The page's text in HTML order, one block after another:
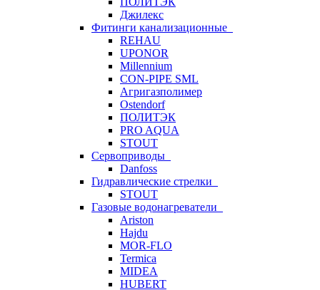
Джилекс
Фитинги канализационные
REHAU
UPONOR
Millennium
CON-PIPE SML
Агригазполимер
Ostendorf
ПОЛИТЭК
PRO AQUA
STOUT
Сервоприводы
Danfoss
Гидравлические стрелки
STOUT
Газовые водонагреватели
Ariston
Hajdu
MOR-FLO
Termica
MIDEA
HUBERT